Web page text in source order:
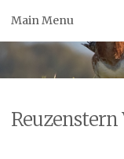
Main Menu
Reuzenstern